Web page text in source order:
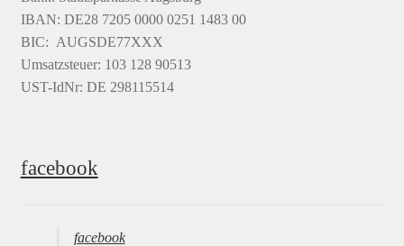
IBAN: DE28 7205 0000 0251 1483 00
BIC: AUGSDE77XXX
Umsatzsteuer: 103 128 90513
UST-IdNr: DE 298115514
facebook
facebook